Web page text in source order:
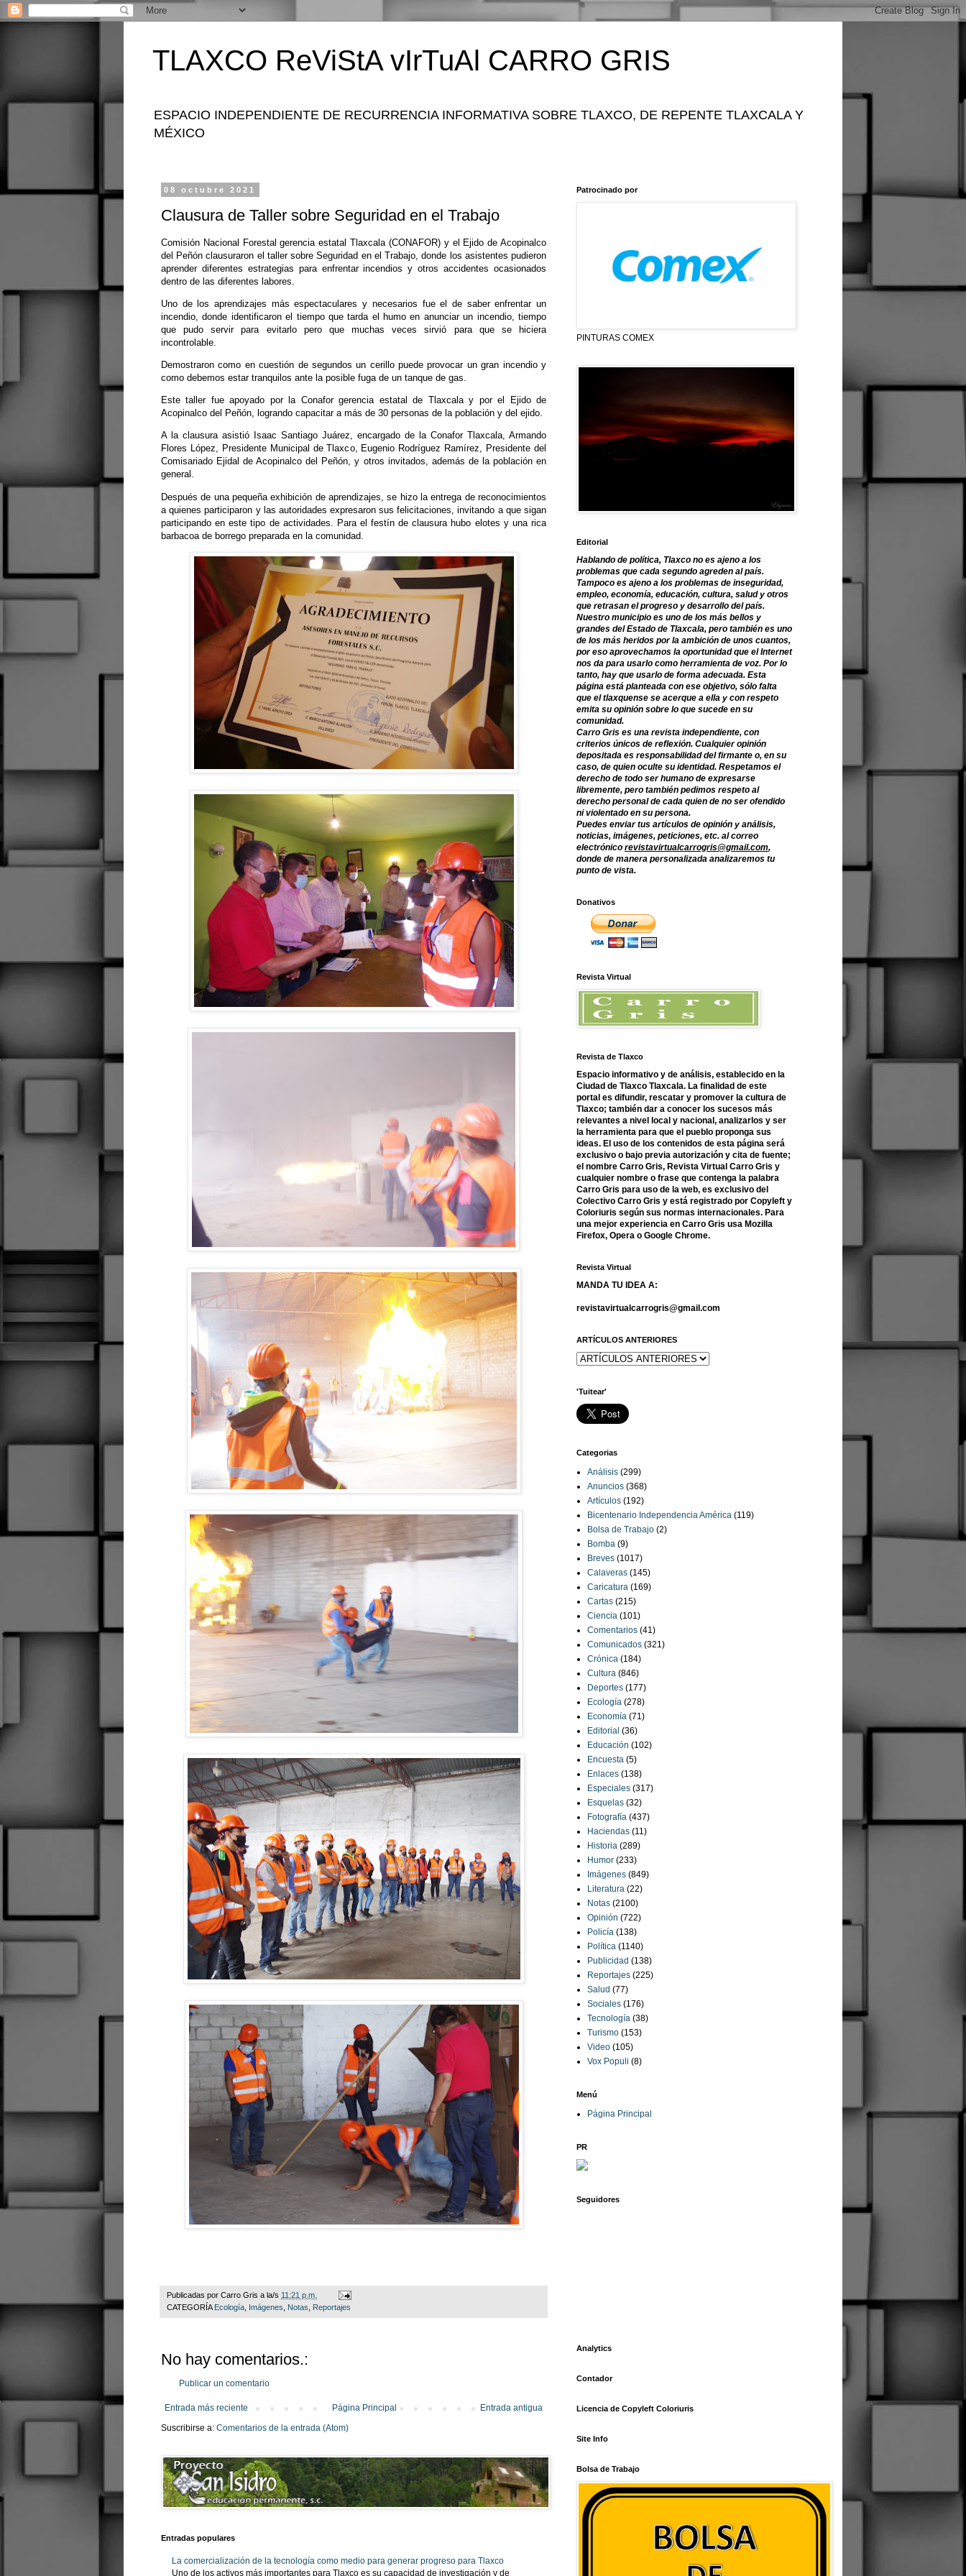
TLAXCO ReViStA vIrTuAl CARRO GRIS
ESPACIO INDEPENDIENTE DE RECURRENCIA INFORMATIVA SOBRE TLAXCO, DE REPENTE TLAXCALA Y
MÉXICO
08 octubre 2021
Clausura de Taller sobre Seguridad en el Trabajo
Comisión Nacional Forestal gerencia estatal Tlaxcala (CONAFOR) y el Ejido de Acopinalco
del Peñón clausuraron el taller sobre Seguridad en el Trabajo, donde los asistentes pudieron
aprender diferentes estrategias para enfrentar incendios y otros accidentes ocasionados
dentro de las diferentes labores.
Uno de los aprendizajes más espectaculares y necesarios fue el de saber enfrentar un
incendio, donde identificaron el tiempo que tarda el humo en anunciar un incendio, tiempo
que pudo servir para evitarlo pero que muchas veces sirvió para que se hiciera
incontrolable.
Demostraron como en cuestión de segundos un cerillo puede provocar un gran incendio y
como debemos estar tranquilos ante la posible fuga de un tanque de gas.
Este taller fue apoyado por la Conafor gerencia estatal de Tlaxcala y por el Ejido de
Acopinalco del Peñón, logrando capacitar a más de 30 personas de la población y del ejido.
A la clausura asistió Isaac Santiago Juárez, encargado de la Conafor Tlaxcala, Armando
Flores López, Presidente Municipal de Tlaxco, Eugenio Rodríguez Ramírez, Presidente del
Comisariado Ejidal de Acopinalco del Peñón, y otros invitados, además de la población en
general.
Después de una pequeña exhibición de aprendizajes, se hizo la entrega de reconocimientos
a quienes participaron y las autoridades expresaron sus felicitaciones, invitando a que sigan
participando en este tipo de actividades. Para el festín de clausura hubo elotes y una rica
barbacoa de borrego preparada en la comunidad.
Publicadas por Carro Gris a la/s 11:21 p.m.
CATEGORÍA Ecología Imágenes Notas Reportajes
No hay comentarios.:
Publicar un comentario
Entrada más reciente Entrada antigua
Página Principal
Suscribirse a: Comentarios de la entrada (Atom)
Entradas populares
La comercialización de la tecnología como medio para generar progreso para Tlaxco
Uno de los activos más importantes para Tlaxco es su capacidad de investigación y de
Patrocinado por
PINTURAS COMEX
Editorial
Hablando de política, Tlaxco no es ajeno a los
problemas que cada segundo agreden al país.
Tampoco es ajeno a los problemas de inseguridad,
empleo, economía, educación, cultura, salud y otros
que retrasan el progreso y desarrollo del país.
Nuestro municipio es uno de los más bellos y
grandes del Estado de Tlaxcala, pero también es uno
de los más heridos por la ambición de unos cuantos,
por eso aprovechamos la oportunidad que el Internet
nos da para usarlo como herramienta de voz. Por lo
tanto, hay que usarlo de forma adecuada. Esta
página está planteada con ese objetivo, sólo falta
que el tlaxquense se acerque a ella y con respeto
emita su opinión sobre lo que sucede en su
comunidad.
Carro Gris es una revista independiente, con
criterios únicos de reflexión. Cualquier opinión
depositada es responsabilidad del firmante o, en su
caso, de quien oculte su identidad. Respetamos el
derecho de todo ser humano de expresarse
libremente, pero también pedimos respeto al
derecho personal de cada quien de no ser ofendido
ni violentado en su persona.
Puedes enviar tus artículos de opinión y análisis,
noticias, imágenes, peticiones, etc. al correo
electrónico revistavirtualcarrogris@gmail.com,
donde de manera personalizada analizaremos tu
punto de vista.
Donativos
Revista Virtual
Revista de Tlaxco
Espacio informativo y de análisis, establecido en la
Ciudad de Tlaxco Tlaxcala. La finalidad de este
portal es difundir, rescatar y promover la cultura de
Tlaxco; también dar a conocer los sucesos más
relevantes a nivel local y nacional, analizarlos y ser
la herramienta para que el pueblo proponga sus
ideas. El uso de los contenidos de esta página será
exclusivo o bajo previa autorización y cita de fuente;
el nombre Carro Gris, Revista Virtual Carro Gris y
cualquier nombre o frase que contenga la palabra
Carro Gris para uso de la web, es exclusivo del
Colectivo Carro Gris y está registrado por Copyleft y
Coloriuris según sus normas internacionales. Para
una mejor experiencia en Carro Gris usa Mozilla
Firefox, Opera o Google Chrome.
Revista Virtual
MANDA TU IDEA A:
revistavirtualcarrogris@gmail.com
ARTÍCULOS ANTERIORES
'Tuitear'
Categorias
Análisis (299)
Anuncios (368)
Artículos (192)
Bicentenario Independencia América (119)
Bolsa de Trabajo (2)
Bomba (9)
Breves (1017)
Calaveras (145)
Caricatura (169)
Cartas (215)
Ciencia (101)
Comentarios (41)
Comunicados (321)
Crónica (184)
Cultura (846)
Deportes (177)
Ecología (278)
Economía (71)
Editorial (36)
Educación (102)
Encuesta (5)
Enlaces (138)
Especiales (317)
Esquelas (32)
Fotografía (437)
Haciendas (11)
Historia (289)
Humor (233)
Imágenes (849)
Literatura (22)
Notas (2100)
Opinión (722)
Policía (138)
Política (1140)
Publicidad (138)
Reportajes (225)
Salud (77)
Sociales (176)
Tecnología (38)
Turismo (153)
Video (105)
Vox Populi (8)
Menú
Página Principal
PR
Seguidores
Analytics
Contador
Licencia de Copyleft Coloriuris
Site Info
Bolsa de Trabajo